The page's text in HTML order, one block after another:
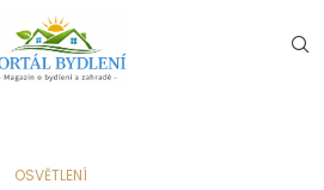
OSVĚTLENÍ